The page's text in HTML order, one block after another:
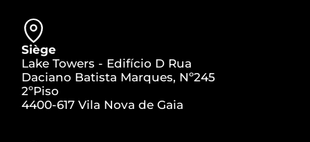
Siège
Lake Towers - Edifício D Rua
Daciano Batista Marques, Nº245
2ºPiso
4400-617 Vila Nova de Gaia